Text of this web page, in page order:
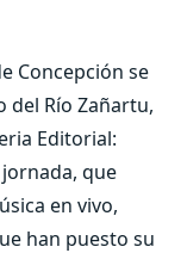
Concepción se
del Río Zañartu,
Editorial:
que
en vivo,
han puesto su